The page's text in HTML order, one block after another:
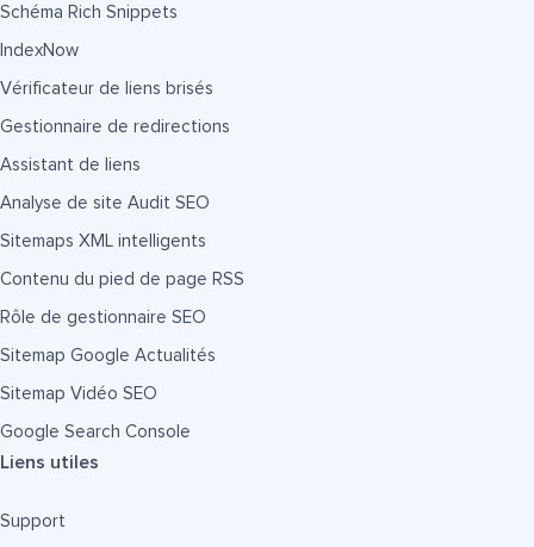
Schéma Rich Snippets
IndexNow
Vérificateur de liens brisés
Gestionnaire de redirections
Assistant de liens
Analyse de site Audit SEO
Sitemaps XML intelligents
Contenu du pied de page RSS
Rôle de gestionnaire SEO
Sitemap Google Actualités
Sitemap Vidéo SEO
Google Search Console
Liens utiles
Support